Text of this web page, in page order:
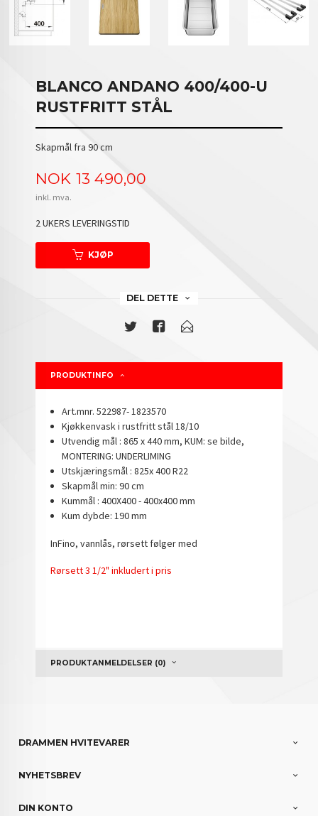
BLANCO ANDANO 400/400-U
RUSTFRITT STÅL
Skapmål fra 90 cm
Pris
NOK 13 490,00
inkl. mva.
2 UKERS LEVERINGSTID
KJØP
DEL DETTE
PRODUKTINFO
Art.mnr. 522987- 1823570
Kjøkkenvask i rustfritt stål 18/10
Utvendig mål : 865 x 440 mm, KUM: se bilde,
MONTERING: UNDERLIMING
Utskjæringsmål : 825x 400 R22
Skapmål min: 90 cm
Kummål : 400X400 - 400x400 mm
Kum dybde: 190 mm
InFino, vannlås, rørsett følger med
Rørsett 3 1/2" inkludert i pris
PRODUKTANMELDELSER (0)
DRAMMEN HVITEVARER
NYHETSBREV
DIN KONTO